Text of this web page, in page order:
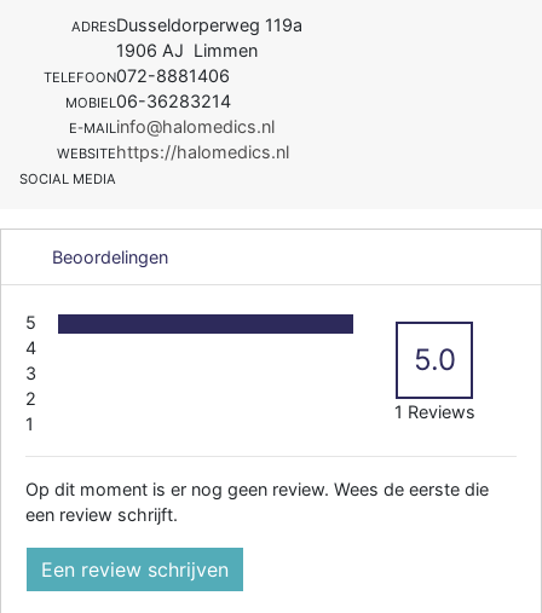
ADRESDusseldorperweg 119a
1906 AJ Limmen
TELEFOON072-8881406
MOBIEL06-36283214
E-MAILinfo@halomedics.nl
WEBSITEhttps://halomedics.nl
SOCIAL MEDIA
Beoordelingen
5
4
3
2
1
5.0
1 Reviews
Op dit moment is er nog geen review. Wees de eerste die
een review schrijft.
Een review schrijven